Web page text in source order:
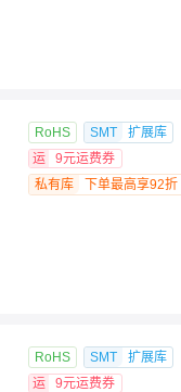
RoHS SMT
扩展库
运
9元运费券
私有库
下单最高享92折
RoHS SMT
扩展库
运
9元运费券